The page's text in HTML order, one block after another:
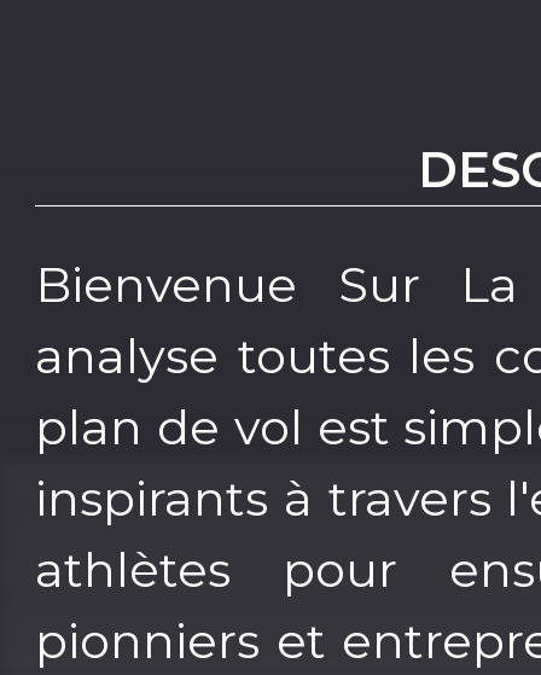
Bienvenue Sur
analyse toutes les
plan de vol est
inspirants à travers
athlètes pour
pionniers et